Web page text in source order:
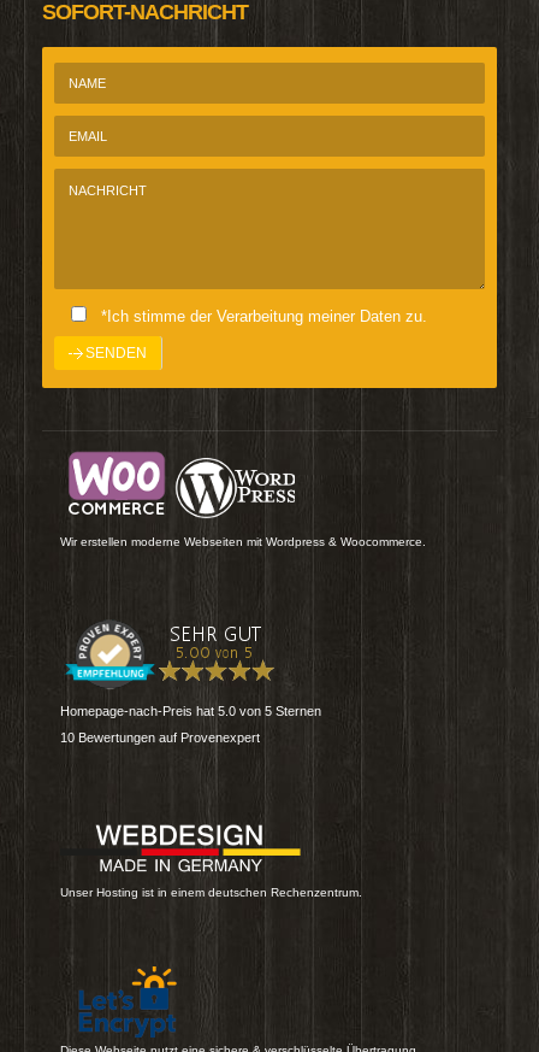
SOFORT-NACHRICHT
*Ich stimme der Verarbeitung meiner Daten zu.
Wir erstellen moderne Webseiten mit Wordpress & Woocommerce.
Homepage-nach-Preis hat 5.0 von 5 Sternen
10 Bewertungen auf Provenexpert
Unser Hosting ist in einem deutschen Rechenzentrum.